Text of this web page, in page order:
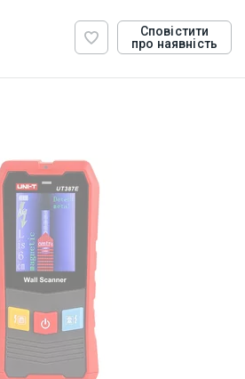
Сповістити
про наявність